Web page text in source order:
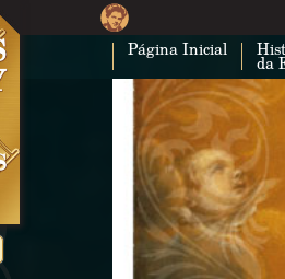
Página Inicial
da